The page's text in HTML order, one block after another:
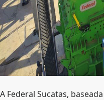
A Federal Sucatas,